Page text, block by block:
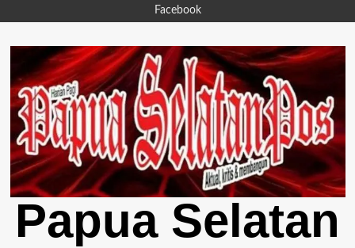
content
Facebook
Papua Selatan